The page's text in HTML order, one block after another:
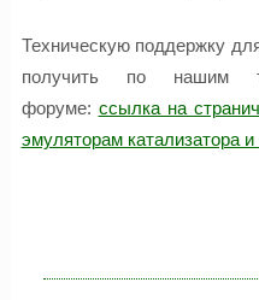
Техническую поддержку
получить по нашим
форуме: ссылка на
эмуляторам катализатора и